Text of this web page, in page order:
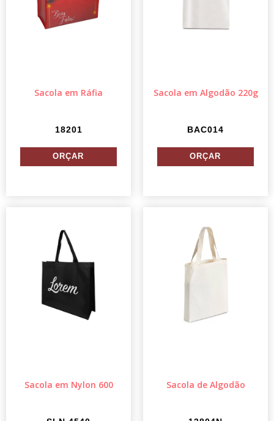
Sacola em Ráfia
18201
Sacola em Algodão 220g
BAC014
Sacola em Nylon 600 Sacola de Algodão